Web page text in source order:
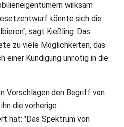
wirksam
könnte sich die
sagt Kießling. Das
zu viele Möglichkeiten, das
einer Kündigung unnötig in die
Vorschlägen den Begriff von
die vorherige
hat: "Das Spektrum von